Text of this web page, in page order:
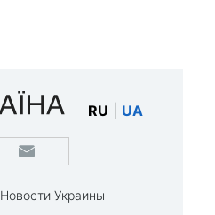
RU UA
Новости Украины